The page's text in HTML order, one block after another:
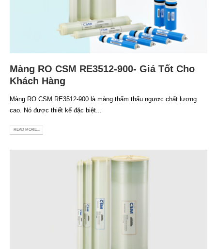
Màng RO CSM RE3512-900- Giá Tốt Cho
Khách Hàng
Màng RO CSM RE3512-900 là màng thẩm thấu ngược chất lượng
cao. Nó được thiết kế đặc biệt...
READ MORE...